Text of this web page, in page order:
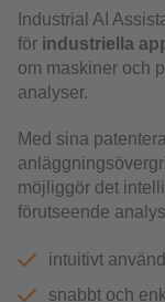
Industrial AI
för industriella
om maskiner och
analyser.
Med sina
möjliggör det
förutseende
intuitivt
snabbt och